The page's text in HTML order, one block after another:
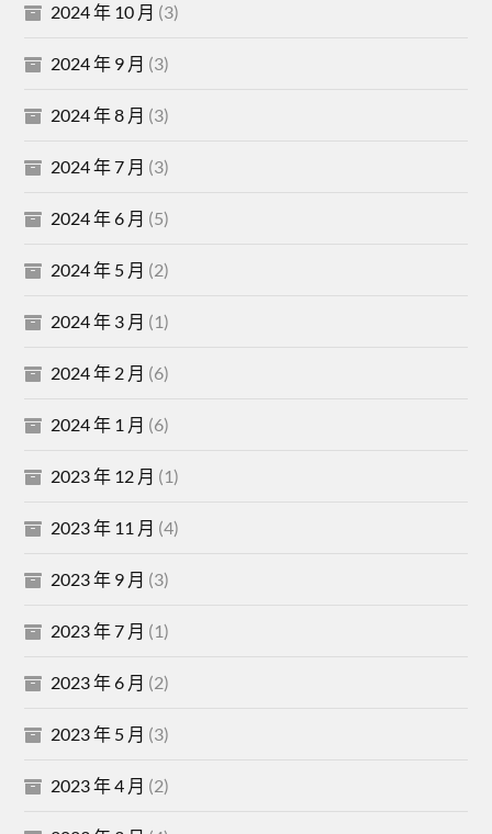
2024 年 10 月 (3)
2024 年 9 月 (3)
2024 年 8 月 (3)
2024 年 7 月 (3)
2024 年 6 月 (5)
2024 年 5 月 (2)
2024 年 3 月 (1)
2024 年 2 月 (6)
2024 年 1 月 (6)
2023 年 12 月 (1)
2023 年 11 月 (4)
2023 年 9 月 (3)
2023 年 7 月 (1)
2023 年 6 月 (2)
2023 年 5 月 (3)
2023 年 4 月 (2)